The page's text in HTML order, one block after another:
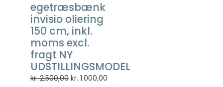
egetræsbænk
invisio oliering
150 cm, inkl.
moms excl.
fragt NY
UDSTILLINGSMODEL
kr.2.500,00 Den
kr. 1.000,00
adgang til sikre
områder af
hjemmesiden.
Hjemmesiden
kan ikke fungere
ordentligt uden
disse cookies.